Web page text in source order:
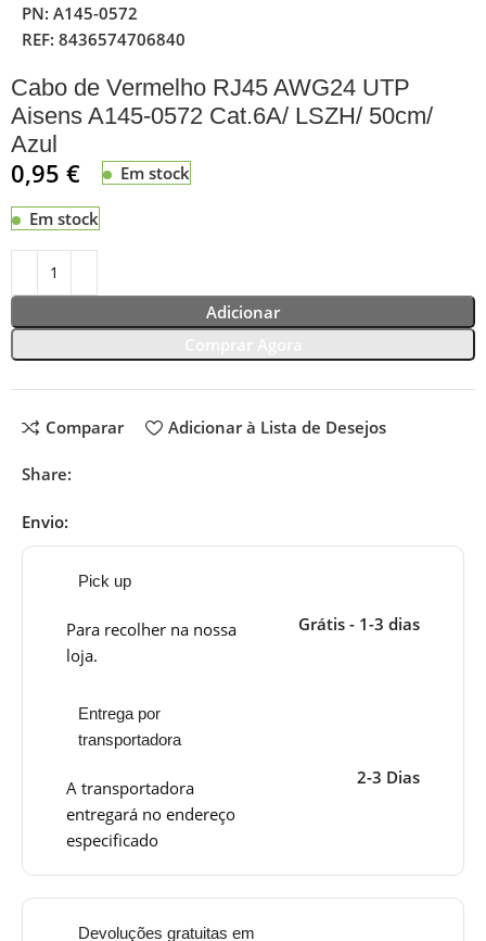
PN:A145-0572
REF:8436574706840
Cabo de Vermelho RJ45 AWG24 UTP
Aisens A145-0572 Cat.6A/ LSZH/ 50cm/
Azul
0,95€ Em stock
Em stock
Adicionar
Comparar Adicionar à Lista de Desejos
Share:
Envio:
Pick up
Para recolher na nossa
loja.
Grátis - 1-3 dias
Entrega por
transportadora
A transportadora
entregará no endereço
especificado
2-3 Dias
Devoluções gratuitas em